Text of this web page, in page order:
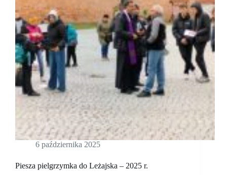
6 października 2025
Piesza pielgrzymka do Leżajska – 2025 r.